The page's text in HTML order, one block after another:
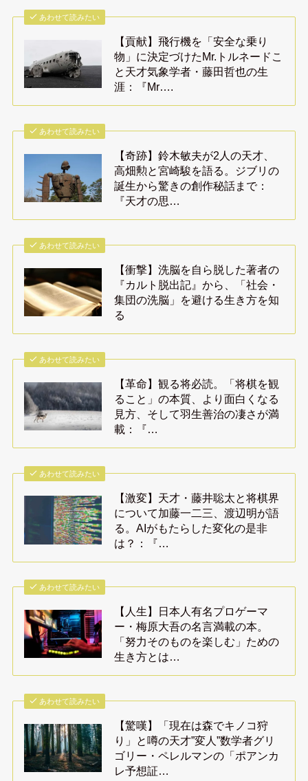
あわせて読みたい
【貢献】飛行機を「安全な乗り
物」に決定づけたMr.トルネードこ
と天才気象学者・藤田哲也の生
涯：『Mr….
あわせて読みたい
【奇跡】鈴木敏夫が2人の天才、
高畑勲と宮崎駿を語る。ジブリの
誕生から驚きの創作秘話まで：
『天才の思…
あわせて読みたい
【衝撃】洗脳を自ら脱した著者の
『カルト脱出記』から、「社会・
集団の洗脳」を避ける生き方を知
る
あわせて読みたい
【革命】観る将必読。「将棋を観
ること」の本質、より面白くなる
見方、そして羽生善治の凄さが満
載：『…
あわせて読みたい
【激変】天才・藤井聡太と将棋界
について加藤一二三、渡辺明が語
る。AIがもたらした変化の是非
は？：『…
あわせて読みたい
【人生】日本人有名プロゲーマ
ー・梅原大吾の名言満載の本。
「努力そのものを楽しむ」ための
生き方とは…
あわせて読みたい
【驚嘆】「現在は森でキノコ狩
り」と噂の天才”変人”数学者グリ
ゴリー・ペレルマンの「ポアンカ
レ予想証…